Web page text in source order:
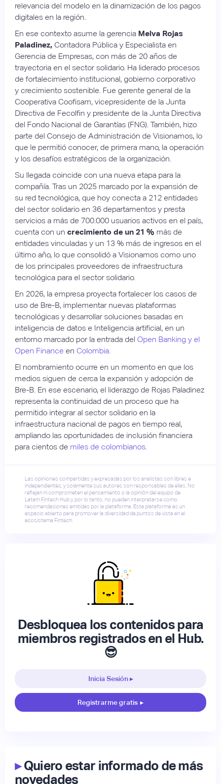
relevancia del modelo en la dinamización de los pagos
digitales en la región.
En ese contexto asume la gerencia Melva Rojas
Paladinez, Contadora Pública y Especialista en
Gerencia de Empresas, con más de 20 años de
trayectoria en el sector solidario. Ha liderado procesos
de fortalecimiento institucional, gobierno corporativo
y crecimiento sostenible. Fue gerente general de la
Cooperativa Coofisam, vicepresidente de la Junta
Directiva de Fecolfin y presidente de la Junta Directiva
del Fondo Nacional de Garantías (FNG). También, hizo
parte del Consejo de Administración de Visionamos, lo
que le permitió conocer, de primera mano, la operación
y los desafíos estratégicos de la organización.
Su llegada coincide con una nueva etapa para la
compañía. Tras un 2025 marcado por la expansión de
su red tecnológica, que hoy conecta a 212 entidades
del sector solidario en 36 departamentos y presta
servicios a más de 700.000 usuarios activos en el país,
cuenta con un crecimiento de un 21 % más de
entidades vinculadas y un 13 % más de ingresos en el
último año, lo que consolidó a Visionamos como uno
de los principales proveedores de infraestructura
tecnológica para el sector solidario.
En 2026, la empresa proyecta fortalecer los casos de
uso de Bre-B, implementar nuevas plataformas
tecnológicas y desarrollar soluciones basadas en
inteligencia de datos e Inteligencia artificial, en un
entorno marcado por la entrada del Open Banking y el
Open Finance en Colombia.
El nombramiento ocurre en un momento en que los
medios siguen de cerca la expansión y adopción de
Bre-B. En ese escenario, el liderazgo de Rojas Paladinez
representa la continuidad de un proceso que ha
permitido integrar al sector solidario en la
infraestructura nacional de pagos en tiempo real,
ampliando las oportunidades de inclusión financiera
para cientos de miles de colombianos.
Las opiniones compartidas y expresadas por los analistas son libres e
independientes, y solamente sus autores son responsables de ellas. No
reflejan ni comprometen el pensamiento o la opinión del equipo de
Latam Fintech Hub y, por lo tanto, no pueden interpretarse como
recomendaciones emitidas por la plataforma. Esta plataforma es un
espacio abierto para promover la diversidad de puntos de vista en el
ecosistema Fintech.
Desbloquea los contenidos para
miembros registrados en el Hub.
😎
Inicia Sesión ▸
Registrarme gratis ▸
▸Quiero estar informado de más
novedades